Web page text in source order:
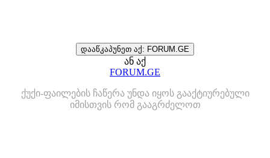
დააწკაპუნეთ აქ: FORUM.GE
ან აქ
FORUM.GE
ქუქი-ფაილების ჩაწერა უნდა იყოს გააქტიურებული
იმისთვის რომ გააგრძელოთ